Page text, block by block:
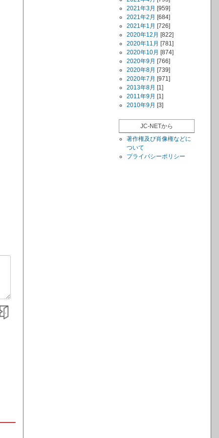
2021年3月 [959]
2021年2月 [684]
2021年1月 [726]
2020年12月 [822]
2020年11月 [781]
2020年10月 [874]
2020年9月 [766]
2020年8月 [739]
2020年7月 [971]
2013年8月 [1]
2011年9月 [1]
2010年9月 [3]
JC-NETから
著作権及び肖像権などに
ついて
プライバシーポリシー